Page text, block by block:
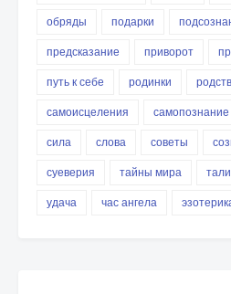
обряды
подарки
предсказание
приворот
путь к себе
родинки
самоисцеления
самопознание
сила
слова советы
суеверия
тайны мира
удача
час ангела